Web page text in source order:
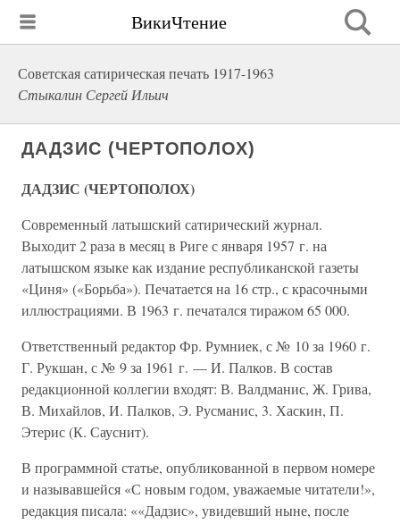
ВикиЧтение
Советская сатирическая печать 1917-1963
Стыкалин Сергей Ильич
ДАДЗИС (ЧЕРТОПОЛОХ)
ДАДЗИС (ЧЕРТОПОЛОХ)
Современный латышский сатирический журнал.
Выходит 2 раза в месяц в Риге с января 1957 г. на
латышском языке как издание республиканской газеты
«Циня» («Борьба»). Печатается на 16 стр., с красочными
иллюстрациями. В 1963 г. печатался тиражом 65 000.
Ответственный редактор Фр. Румниек, с № 10 за 1960 г.
Г. Рукшан, с № 9 за 1961 г. — И. Палков. В состав
редакционной коллегии входят: В. Валдманис, Ж. Грива,
В. Михайлов, И. Палков, Э. Русманис, 3. Хаскин, П.
Этерис (К. Сауснит).
В программной статье, опубликованной в первом номере
и называвшейся «С новым годом, уважаемые читатели!»,
редакция писала: ««Дадзис», увидевший ныне, после